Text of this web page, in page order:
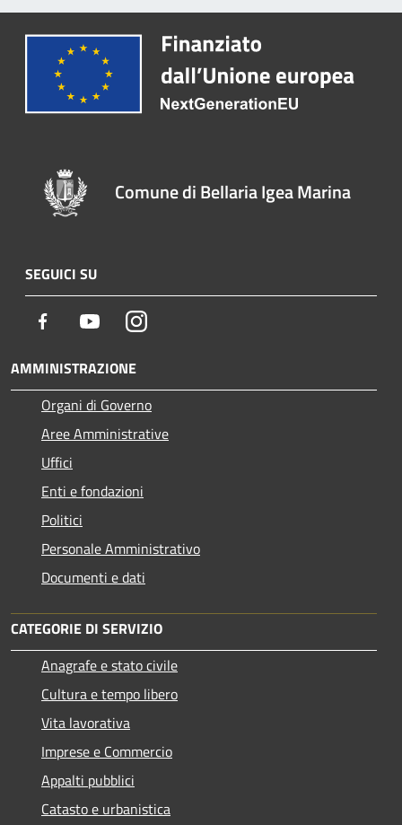
Comune di Bellaria Igea Marina
SEGUICI SU
Facebook YoutubeInstagram
AMMINISTRAZIONE
Organi di Governo
Aree Amministrative
Uffici
Enti e fondazioni
Politici
Personale Amministrativo
Documenti e dati
CATEGORIE DI SERVIZIO
Anagrafe e stato civile
Cultura e tempo libero
Vita lavorativa
Imprese e Commercio
Appalti pubblici
Catasto e urbanistica